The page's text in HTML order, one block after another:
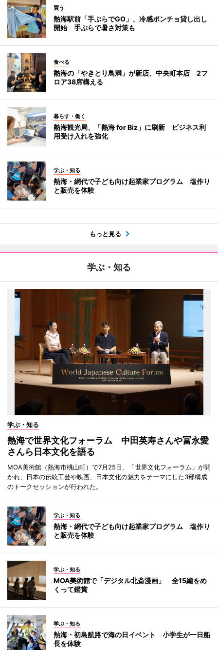
買う
熱海駅前「手ぶらでGO」、冷感ポンチョ貸し出し
開始 手ぶらで暑さ対策も
食べる
熱海の「やきとり鳥満」が新店、中央町本店 2フ
ロア38席構える
暮らす・働く
熱海観光局、「熱海 for Biz」に刷新 ビジネス利
用受け入れを強化
学ぶ・知る
熱海・網代で子ども向け起業家プログラム 塩作り
と販売を体験
もっと見る
学ぶ・知る
学ぶ・知る
熱海で世界文化フォーラム 中田英寿さんや冨永愛
さんら日本文化を語る
MOA美術館（熱海市桃山町）で7月25日、「世界文化フォーラム」が開
かれ、日本の伝統工芸や映画、日本文化の魅力をテーマにした3部構成
のトークセッションが行われた。
学ぶ・知る
熱海・網代で子ども向け起業家プログラム 塩作り
と販売を体験
学ぶ・知る
MOA美術館で「デジタル北斎漫画」 全15編をめ
くって鑑賞
学ぶ・知る
熱海・初島航路で海の日イベント 小学生が一日船
長を体験